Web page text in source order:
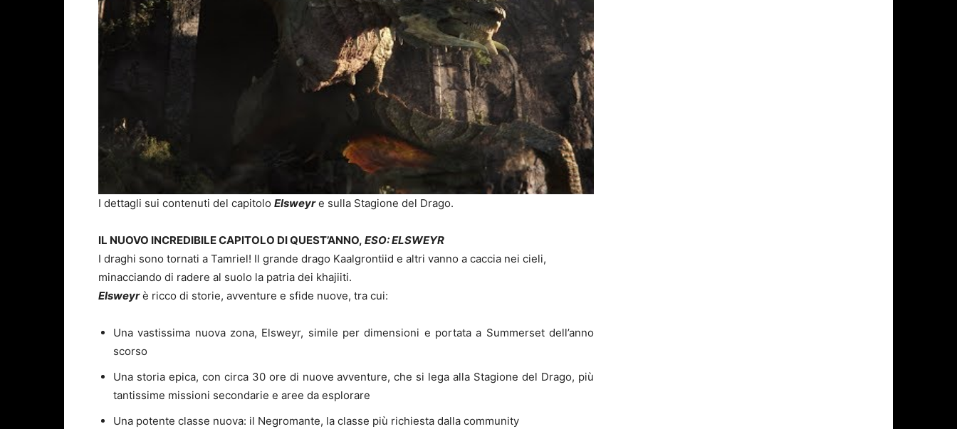
I dettagli sui contenuti del capitolo Elsweyre sulla Stagione del Drago.
IL NUOVO INCREDIBILE CAPITOLO DI QUEST’ANNO, ESO: ELSWEYR
I draghi sono tornati a Tamriel! Il grande drago Kaalgrontiid e altri vanno a caccia nei cieli,
minacciando di radere al suolo la patria dei khajiiti.
Elsweyrè ricco di storie, avventure e sfide nuove, tra cui:
Una vastissima nuova zona, Elsweyr, simile per dimensioni e portata a Summerset dell’anno
scorso
Una storia epica, con circa 30 ore di nuove avventure, che si lega alla Stagione del Drago, più
tantissime missioni secondarie e aree da esplorare
Una potente classe nuova: il Negromante, la classe più richiesta dalla community